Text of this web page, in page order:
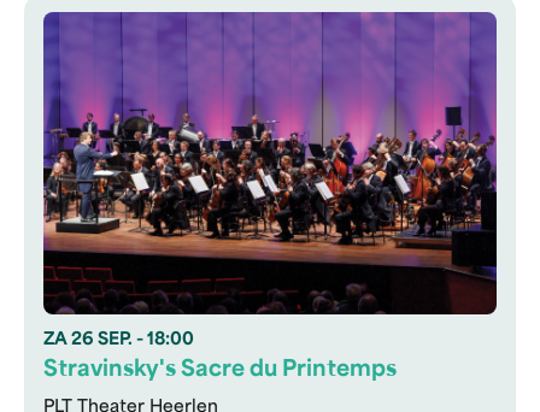
ZA 26 SEP. - 18:00
PLT Theater Heerlen
Stravinsky's Sacre du Printemps